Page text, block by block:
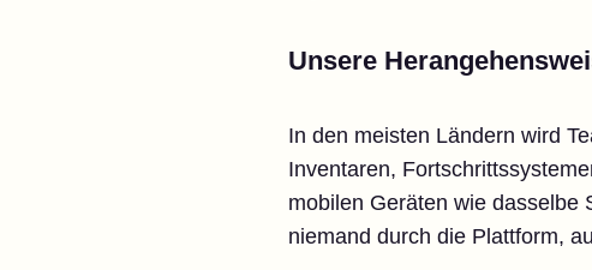
Unsere
In den meisten Ländern wird
Inventaren,
mobilen Geräten wie dasselbe
niemand durch die Plattform,